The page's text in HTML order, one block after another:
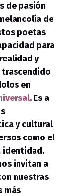
de pasión
de
poetas
para
y
trascendido
en
. Es a
y cultural
como el
identidad.
invitan a
nuestras
más